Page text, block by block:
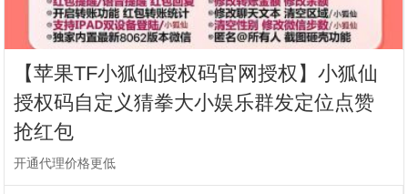
【苹果TF小狐仙授权码官网授权】小狐仙
授权码自定义猜拳大小娱乐群发定位点赞
抢红包
开通代理价格更低